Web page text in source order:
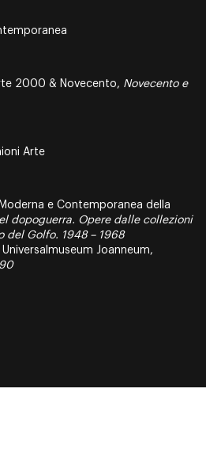
2000 & Novecento, Novecento e
Arte
e Contemporanea della
dopoguerra. Opere dalle collezioni
del Golfo. 1948 – 1968
Joanneum,